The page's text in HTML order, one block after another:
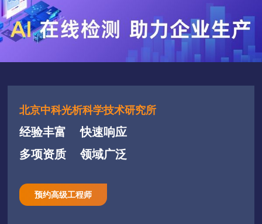
北京中科光析科学技术研究所
经验丰富
快速响应
多项资质
领域广泛
预约高级工程师